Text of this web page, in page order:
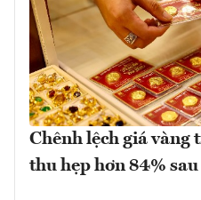
Chênh lệch giá vàng
thu hẹp hơn 84%